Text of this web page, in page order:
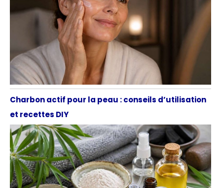
Charbon actif pour la peau : conseils d’utilisation
et recettes DIY